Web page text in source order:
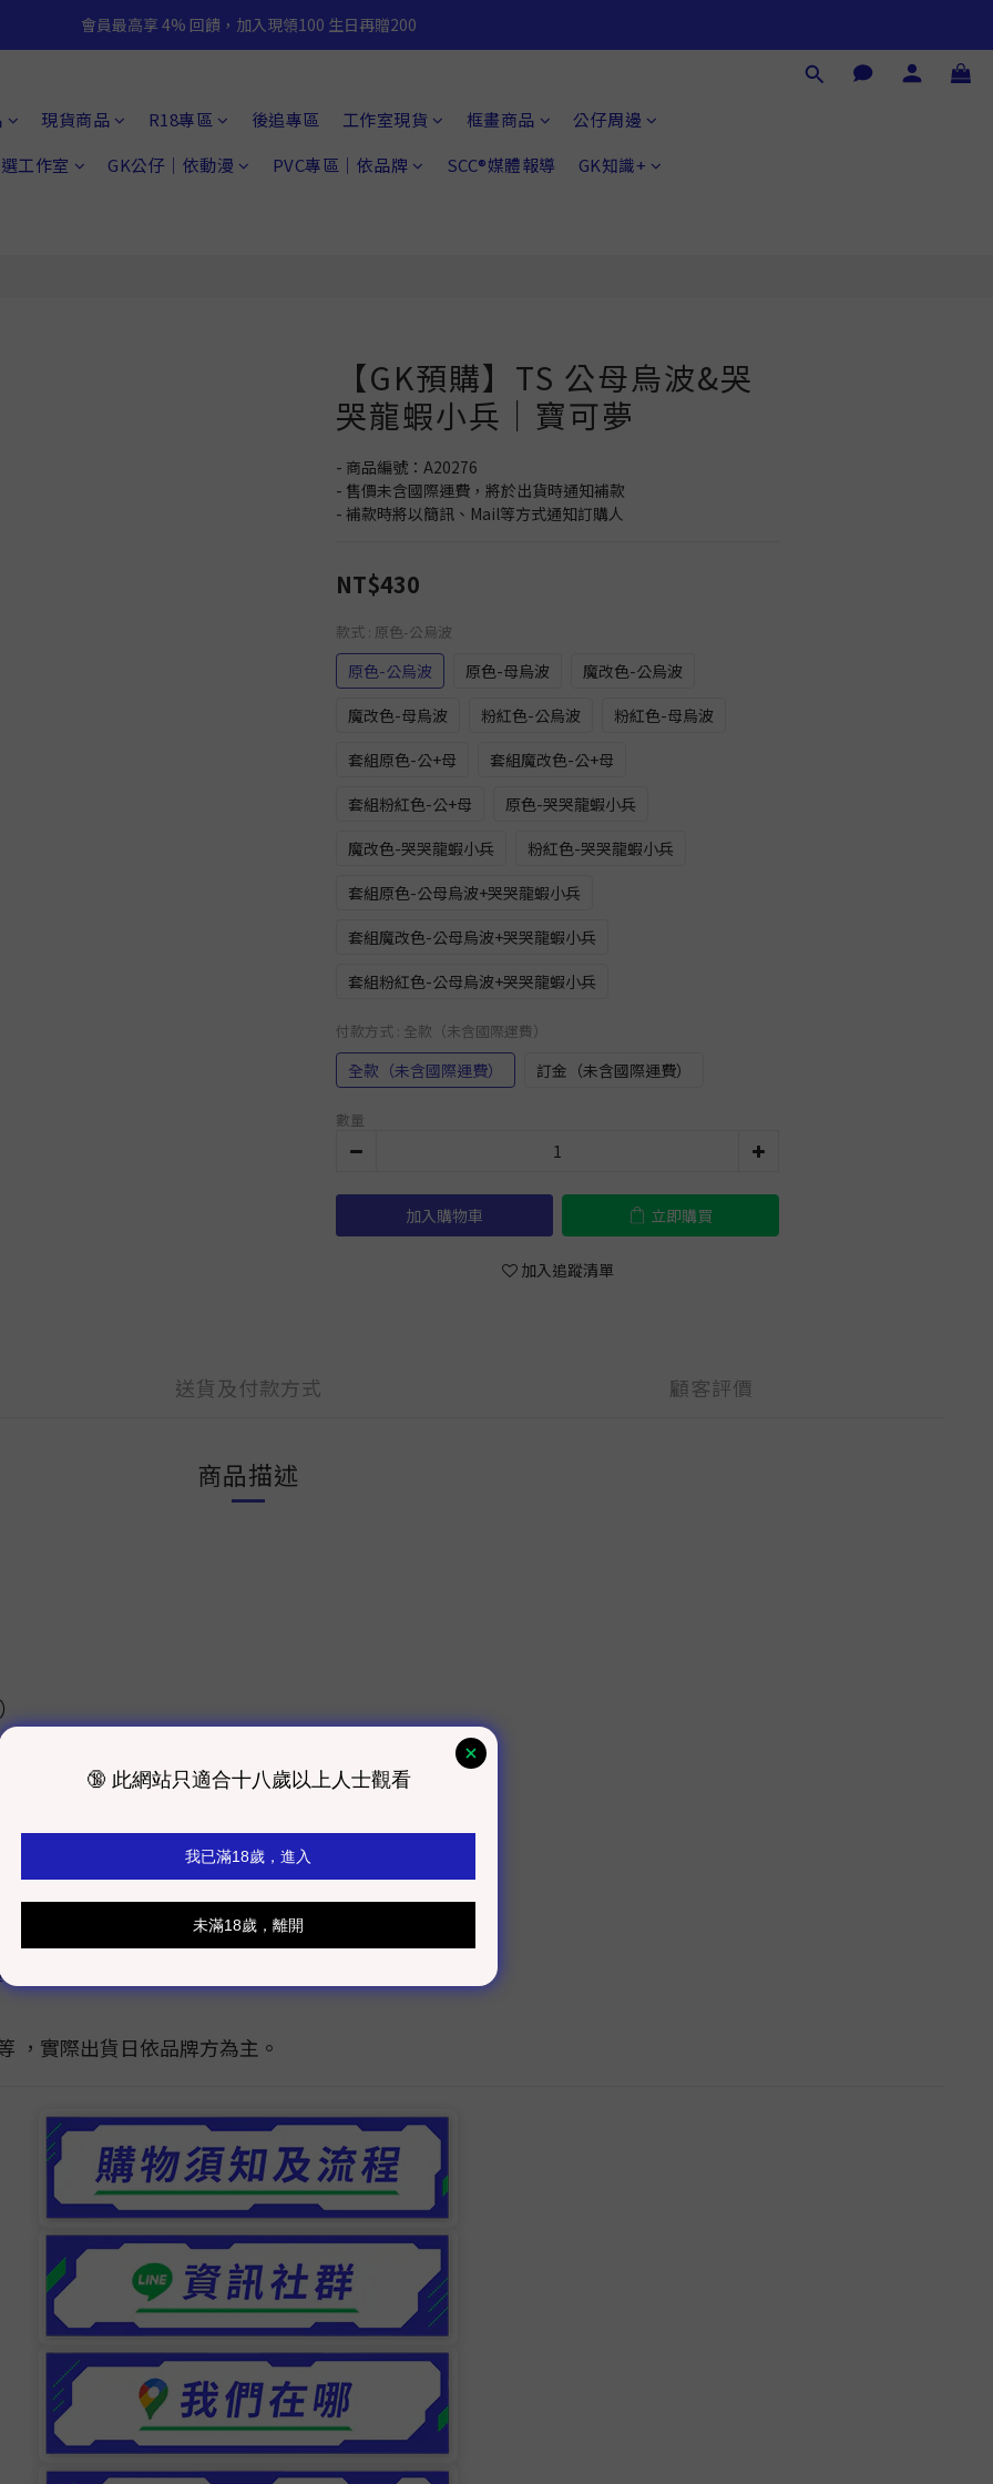
會員最高享 4% 回饋，加入現領100 生日再贈200
現貨商品 R18專區 後追專區 工作室現貨 框畫商品
公仔周邊
工作室
GK公仔｜依動漫 PVC專區｜依品牌 SCC®媒體報導 GK知識+
【GK預購】TS 公母烏波&哭
哭龍蝦小兵｜寶可夢
- 商品編號：A20276
- 售價未含國際運費，將於出貨時通知補款
- 補款時將以簡訊、Mail等方式通知訂購人
NT$430
款式 : 原色-公烏波
原色-公烏波 原色-母烏波
魔改色-公烏波
魔改色-母烏波
粉紅色-公烏波
粉紅色-母烏波
套組原色-公+母
套組魔改色-公+母
套組粉紅色-公+母
原色-哭哭龍蝦小兵
魔改色-哭哭龍蝦小兵
粉紅色-哭哭龍蝦小兵
套組原色-公母烏波+哭哭龍蝦小兵
套組魔改色-公母烏波+哭哭龍蝦小兵
套組粉紅色-公母烏波+哭哭龍蝦小兵
付款方式 : 全款（未含國際運費）
全款（未含國際運費） 訂金（未含國際運費）
數量
加入購物車 立即購買
加入追蹤清單
送貨及付款方式 顧客評價
商品描述
，實際出貨日依品牌方為主。
立即購買